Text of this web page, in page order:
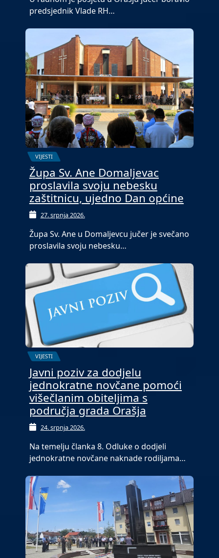
predsjednik Vlade RH…
VIJESTI
Župa Sv. Ane Domaljevac
proslavila svoju nebesku
zaštitnicu, ujedno Dan općine
27. srpnja 2026.
Župa Sv. Ane u Domaljevcu jučer je svečano
proslavila svoju nebesku…
VIJESTI
Javni poziv za dodjelu
jednokratne novčane pomoći
višečlanim obiteljima s
područja grada Orašja
24. srpnja 2026.
Na temelju članka 8. Odluke o dodjeli
jednokratne novčane naknade rodiljama…